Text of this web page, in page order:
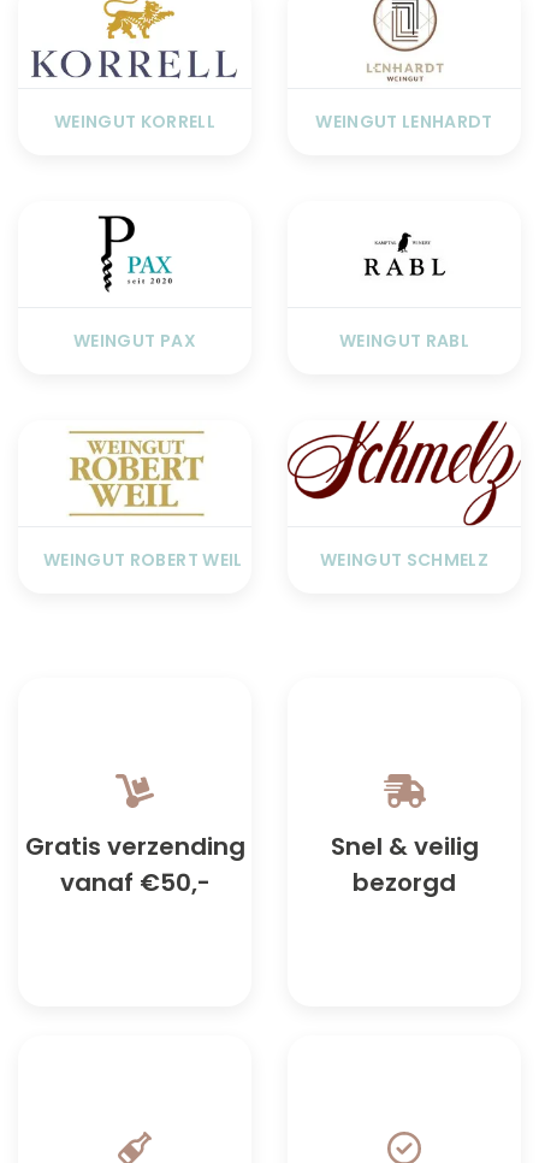
WEINGUT KORRELL WEINGUT LENHARDT
WEINGUT PAX WEINGUT RABL
WEINGUT ROBERT WEIL WEINGUT SCHMELZ
Gratis verzending
vanaf €50,-
Snel & veilig
bezorgd